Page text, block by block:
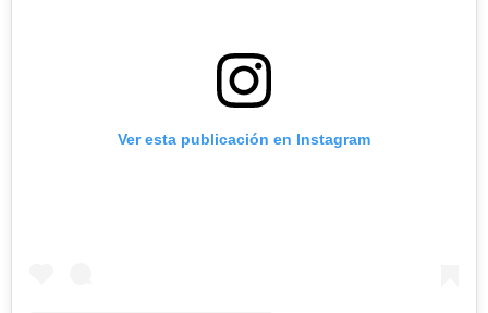
Ver esta publicación en Instagram